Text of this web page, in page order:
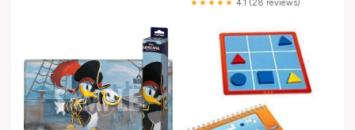
★★★★★ 4.1 (28 reviews)